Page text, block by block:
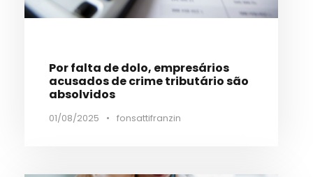
Por falta de dolo, empresários
acusados de crime tributário são
absolvidos
01/08/2025 • fonsattifranzin